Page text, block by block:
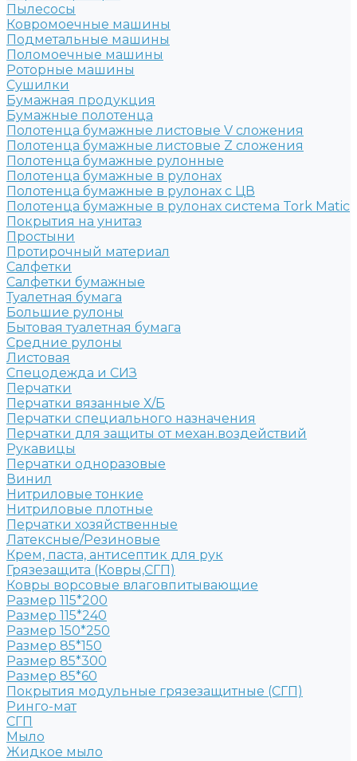
Пылесосы
Ковромоечные машины
Подметальные машины
Поломоечные машины
Роторные машины
Сушилки
Бумажная продукция
Бумажные полотенца
Полотенца бумажные листовые V сложения
Полотенца бумажные листовые Z сложения
Полотенца бумажные рулонные
Полотенца бумажные в рулонах
Полотенца бумажные в рулонах с ЦВ
Полотенца бумажные в рулонах система Tork Matic
Покрытия на унитаз
Простыни
Протирочный материал
Салфетки
Салфетки бумажные
Туалетная бумага
Большие рулоны
Бытовая туалетная бумага
Средние рулоны
Листовая
Спецодежда и СИЗ
Перчатки
Перчатки вязанные Х/Б
Перчатки специального назначения
Перчатки для защиты от механ.воздействий
Рукавицы
Перчатки одноразовые
Винил
Нитриловые тонкие
Нитриловые плотные
Перчатки хозяйственные
Латексные/Резиновые
Крем, паста, антисептик для рук
Грязезащита (Ковры,СГП)
Ковры ворсовые влаговпитывающие
Размер 115*200
Размер 115*240
Размер 150*250
Размер 85*150
Размер 85*300
Размер 85*60
Покрытия модульные грязезащитные (СГП)
Ринго-мат
СГП
Мыло
Жидкое мыло